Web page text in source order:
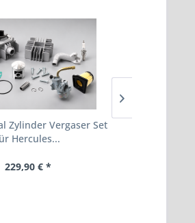
Zylinder Vergaser Set
Hercules...
229,90 € *